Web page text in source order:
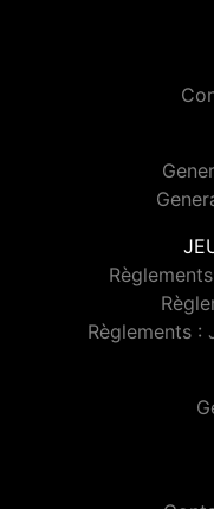
Règlements :